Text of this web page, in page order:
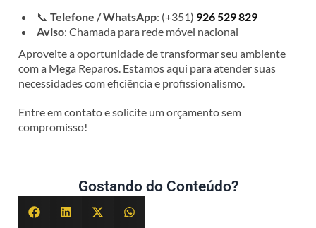
📞Telefone / WhatsApp: (+351) 926 529 829
Aviso: Chamada para rede móvel nacional
Aproveite a oportunidade de transformar seu ambiente
com a Mega Reparos. Estamos aqui para atender suas
necessidades com eficiência e profissionalismo.
Entre em contato e solicite um orçamento sem
compromisso!
Gostando do Conteúdo?